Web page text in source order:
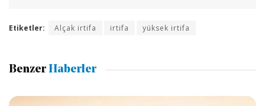
Etiketler: Alçak irtifa irtifa yüksek irtifa
Benzer Haberler